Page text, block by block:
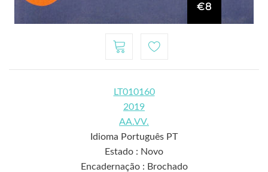
€8
LT010160
2019
AA.VV.
Idioma Português PT
Estado : Novo
Encadernação : Brochado